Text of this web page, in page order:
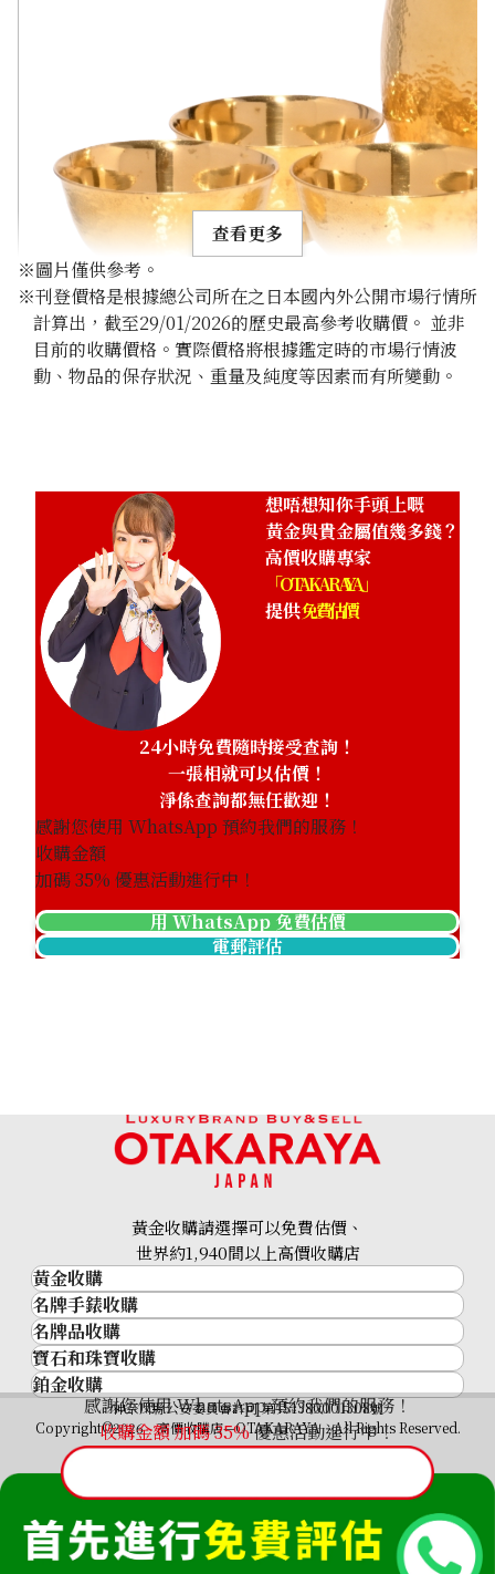
24K gold (K24) sake set
18K gold (K18) Kihei ring
HKD 3,539.54
查看更多
※圖片僅供參考。
※刊登價格是根據總公司所在之日本國內外公開市場行情所
計算出，截至29/01/2026的歷史最高參考收購價。 並非
目前的收購價格。實際價格將根據鑑定時的市場行情波
動、物品的保存狀況、重量及純度等因素而有所變動。
想唔想知你手頭上嘅
黃金與貴金屬值幾多錢？
高價收購專家
「OTAKARAYA」
提供免費估價
24小時免費隨時接受查詢！
一張相就可以估價！
淨係查詢都無任歡迎！
感謝您使用 WhatsApp 預約我們的服務！
收購金額
加碼35% 優惠活動進行中！
用 WhatsApp 免費估價
電郵評估
感謝您使用 WhatsApp 預約我們的服務！
收購金額 加碼35%優惠活動進行中！
黃金收購請選擇可以免費估價、
世界約1,940間以上高價收購店
黃金收購
黃金･金條
金條
金幣及銀幣
過去十年黃金價格
金飾
金戒指
金頸鍊
名牌手錶收購
名牌手錶收購
勞力士 (Rolex)
Patek Philippe
Audemars Piguet
Vacheron Constantin
A. Lange & Söhne
Breguet
名牌品收購
名牌品收購
HERMES
LOUIS VUITTON
CHANEL
卡地亞（Cartier）
CELINE
FENDI
Christian Dior
寶石和珠寶收購
寶石和珠寶
祖母綠
藍寶石
紅寶石
鉑金收購
神奈川縣公安委員會許可 第451380001308號
Copyright©2026 高價收購店—OTAKARAYA All Rights Reserved.